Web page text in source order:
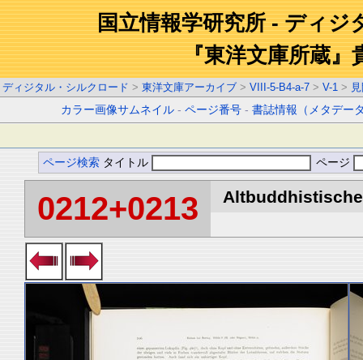
国立情報学研究所 - ディジ
『東洋文庫所蔵』
ディジタル・シルクロード > 東洋文庫アーカイブ > VIII-5-B4-a-7 > V-1 >
カラー画像サムネイル -ページ番号 -書誌情報（メタデー
ページ検索 タイトル ページ
0212+0213